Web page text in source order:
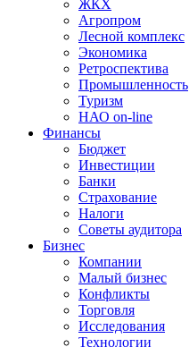
ЖКХ
Агропром
Лесной комплекс
Экономика
Ретроспектива
Промышленность
Туризм
НАО on-line
Финансы
Бюджет
Инвестиции
Банки
Страхование
Налоги
Советы аудитора
Бизнес
Компании
Малый бизнес
Конфликты
Торговля
Исследования
Технологии